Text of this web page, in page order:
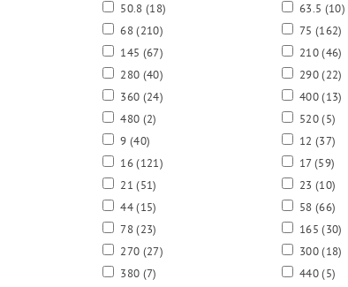
50.8 (18) 63.5 (10)
68(210) 75(162)
145 (67) 210(46)
280 (40) 290(22)
360 (24) 400(13)
480 (2) 520(5)
9(40) 12(37)
16(121) 17(59)
21(51) 23(10)
44(15) 58(66)
78(23) 165(30)
270 (27) 300(18)
380 (7) 440(5)